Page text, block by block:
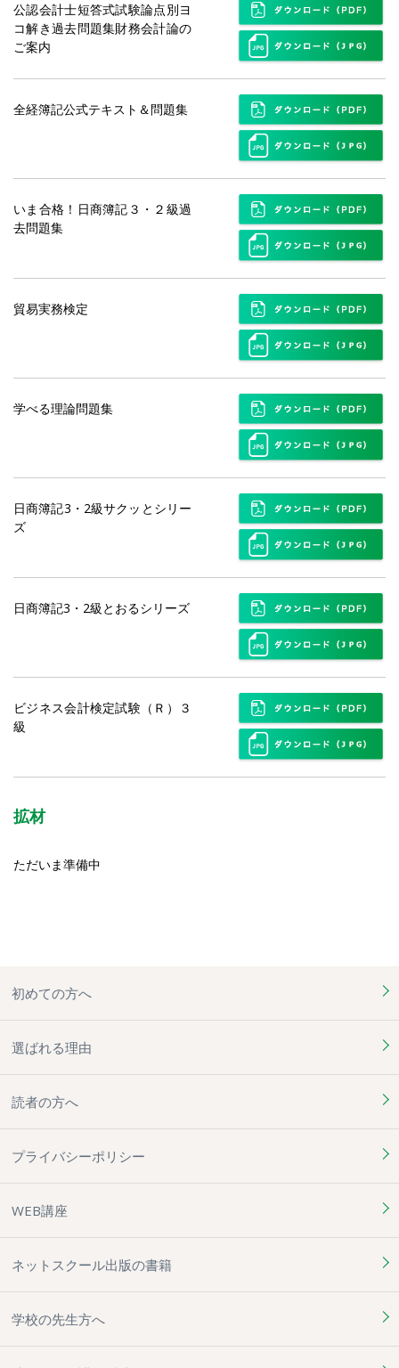
公認会計士短答式試験論点別ヨ
コ解き過去問題集財務会計論の
ご案内
全経簿記公式テキスト＆問題集
いま合格！日商簿記３・２級過
去問題集
貿易実務検定
学べる理論問題集
日商簿記3・2級サクッとシリー
ズ
日商簿記3・2級とおるシリーズ
ビジネス会計検定試験（Ｒ）３
級
拡材
ただいま準備中
初めての方へ
選ばれる理由
読者の方へ
プライバシーポリシー
WEB講座
ネットスクール出版の書籍
学校の先生方へ